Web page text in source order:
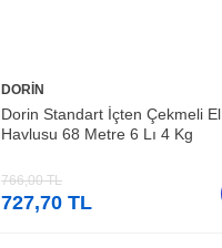
DORİN
Dorin Standart İçten Çekmeli El
Havlusu 68 Metre 6 Lı 4 Kg
766,00TL
727,70 TL